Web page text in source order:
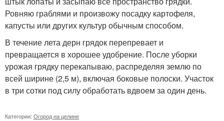
Ровняю граблями и произвожу посадку картофеля,
капусты или других культур обычным способом.
В течение лета дерн грядок перепревает и
превращается в хорошее удобрение. После уборки
урожая грядку перекапываю, распределяя землю по
всей ширине (2,5 м), включая боковые полоски. Участок
в три сотки под силу обработать вдвоем за один день.
Категории: Огород на целине